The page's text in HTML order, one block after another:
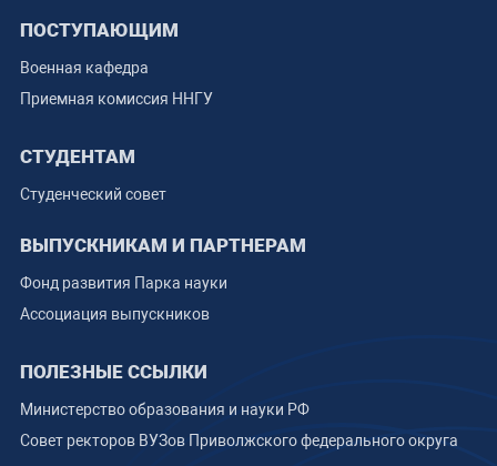
ПОСТУПАЮЩИМ
Военная кафедра
Приемная комиссия ННГУ
СТУДЕНТАМ
Студенческий совет
ВЫПУСКНИКАМ И ПАРТНЕРАМ
Фонд развития Парка науки
Ассоциация выпускников
ПОЛЕЗНЫЕ ССЫЛКИ
Министерство образования и науки РФ
Совет ректоров ВУЗов Приволжского федерального округа